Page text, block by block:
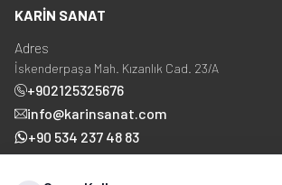
KARİN SANAT
Adres
İskenderpaşa Mah. Kızanlık Cad. 23/A
+902125325676
info@karinsanat.com
+90 534 237 48 83